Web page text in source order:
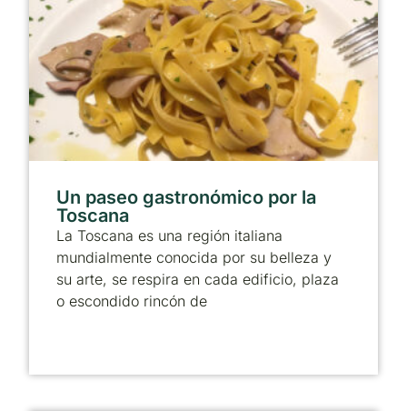
Un paseo gastronómico por la
Toscana
La Toscana es una región italiana
mundialmente conocida por su belleza y
su arte, se respira en cada edificio, plaza
o escondido rincón de